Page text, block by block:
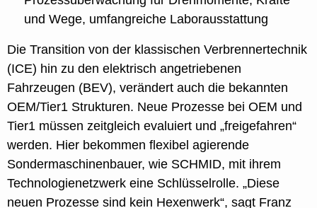
und Wege, umfangreiche Laborausstattung
Die Transition von der klassischen Verbrennertechnik
(ICE) hin zu den elektrisch angetriebenen
Fahrzeugen (BEV), verändert auch die bekannten
OEM/Tier1 Strukturen. Neue Prozesse bei OEM und
Tier1 müssen zeitgleich evaluiert und „freigefahren“
werden. Hier bekommen flexibel agierende
Sondermaschinenbauer, wie SCHMID, mit ihrem
Technologienetzwerk eine Schlüsselrolle. „Diese
neuen Prozesse sind kein Hexenwerk“, sagt Franz